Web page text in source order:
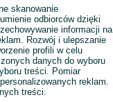
skanowanie
odbiorców dzięki
informacji na
Rozwój i ulepszanie
profili w celu
danych do wyboru
treści. Pomiar
reklam.
treści.